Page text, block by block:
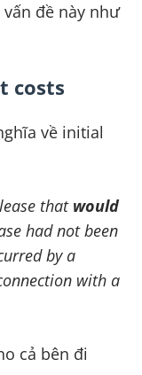
đề này như
costs
về initial
that would
had not been
by a
with a
cả bên đi